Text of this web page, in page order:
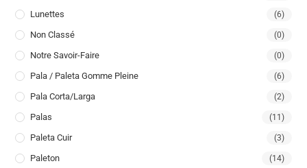
Lunettes (6)
Non Classé (0)
Notre Savoir-Faire (0)
Pala / Paleta Gomme Pleine (6)
Pala Corta/larga (2)
Palas (11)
Paleta Cuir (3)
Paleton (14)